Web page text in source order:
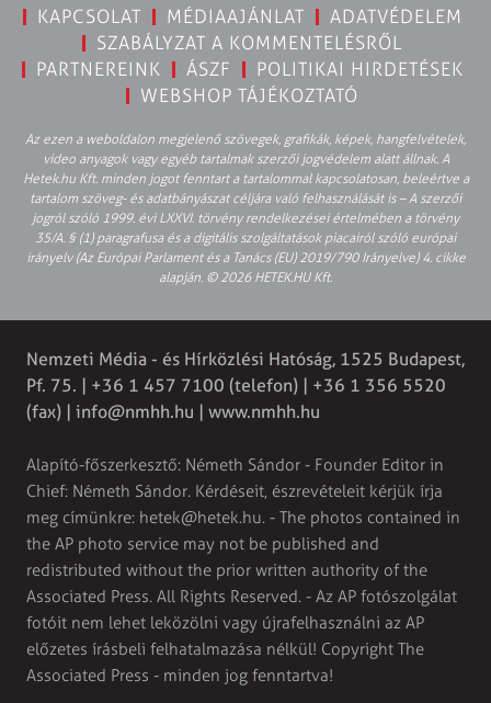
KAPCSOLAT MÉDIAAJÁNLAT
ADATVÉDELEM
SZABÁLYZAT A KOMMENTELÉSRŐL
PARTNEREINK
ÁSZF
POLITIKAI HIRDETÉSEK
WEBSHOP TÁJÉKOZTATÓ
Az ezen a weboldalon megjelenő szövegek, grafikák, képek, hangfelvételek,
video anyagok vagy egyéb tartalmak szerzői jogvédelem alatt állnak. A
Hetek.hu Kft. minden jogot fenntart a tartalommal kapcsolatosan, beleértve a
tartalom szöveg- és adatbányászat céljára való felhasználását is – A szerzői
jogról szóló 1999. évi LXXVI. törvény rendelkezései értelmében a törvény
35/A. § (1) paragrafusa és a digitális szolgáltatások piacairól szóló európai
irányelv (Az Európai Parlament és a Tanács (EU) 2019/790 Irányelve) 4. cikke
alapján. © 2026 HETEK.HU Kft.
Nemzeti Média - és Hírközlési Hatóság, 1525 Budapest,
Pf. 75. | +36 1 457 7100 (telefon) | +36 1 356 5520
(fax) | info@nmhh.hu | www.nmhh.hu
Alapító-főszerkesztő: Németh Sándor - Founder Editor in
Chief: Németh Sándor. Kérdéseit, észrevételeit kérjük írja
meg címünkre: hetek@hetek.hu. - The photos contained in
the AP photo service may not be published and
redistributed without the prior written authority of the
Associated Press. All Rights Reserved. - Az AP fotószolgálat
fotóit nem lehet leközölni vagy újrafelhasználni az AP
előzetes írásbeli felhatalmazása nélkül! Copyright The
Associated Press - minden jog fenntartva!